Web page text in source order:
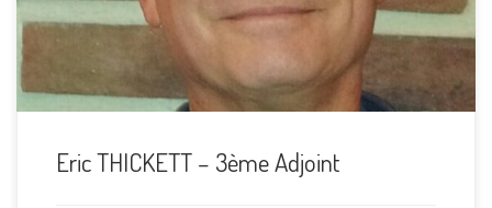
Eric THICKETT – 3ème Adjoint